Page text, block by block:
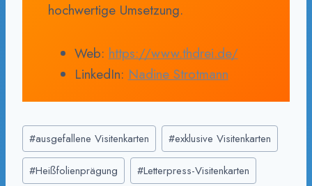
hochwertige Umsetzung.
Web: https://www.thdrei.de/
LinkedIn: Nadine Strotmann
Schlagworte:
#ausgefallene Visitenkarten #exklusive Visitenkarten
#Heißfolienprägung #Letterpress-Visitenkarten